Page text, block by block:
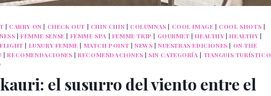
| CARRY ON | CHECK OUT | CHIN CHIN | COLUMNAS | COOL IMAGE | COOL SHOTS |
|FEMME SENSE | FEMME SPA | FEMME TRIP | GOURMET |HEALTHY |HEALTHY |
| LUXURY FEMME | MATCH POINT | NEWS |NUESTRAS EDICIONES | ON THE
|RECOMENDACIONES |RECOMENDACIONES | SIN CATEGORÍA | TIANGUIS TURÍSTICO
el susurro del viento entre el